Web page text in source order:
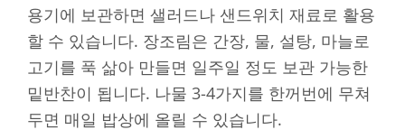
용기에 보관하면 샐러드나 샌드위치 재료로 활용
할 수 있습니다. 장조림은 간장, 물, 설탕, 마늘로
고기를 푹 삶아 만들면 일주일 정도 보관 가능한
밑반찬이 됩니다. 나물 3-4가지를 한꺼번에 무쳐
두면 매일 밥상에 올릴 수 있습니다.